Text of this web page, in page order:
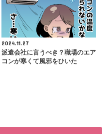
2024.11.27
派遣会社に言うべき？職場のエア
コンが寒くて風邪をひいた